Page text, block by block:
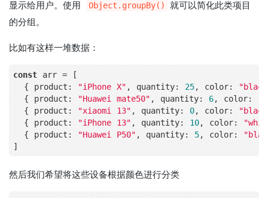
显示给用户。使用
Object.groupBy()
就可以简化此类项目
的分组。
比如有这样一堆数据：
const arr = [
{ product:
"iPhone X" , quantity: 25, color:
{ product:
"Huawei mate50" , quantity: 6, color:
{ product:
"xiaomi 13" , quantity: 0, color:
{ product:
"iPhone 13" , quantity: 10, color:
{ product:
"Huawei P50" , quantity: 5, color:
然后我们希望将这些设备根据颜色进行分类